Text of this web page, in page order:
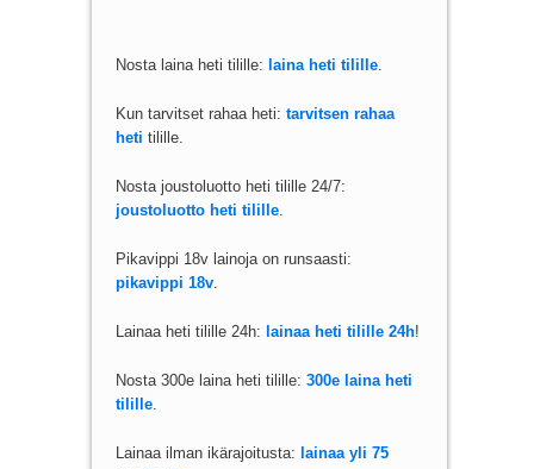
Nosta laina heti tilille: laina heti tilille.
Kun tarvitset rahaa heti: tarvitsen rahaa
heti tilille.
Nosta joustoluotto heti tilille 24/7:
joustoluotto heti tilille.
Pikavippi 18v lainoja on runsaasti:
pikavippi 18v.
Lainaa heti tilille 24h: lainaa heti tilille 24h!
Nosta 300e laina heti tilille: 300e laina heti
tilille.
Lainaa ilman ikärajoitusta: lainaa yli 75